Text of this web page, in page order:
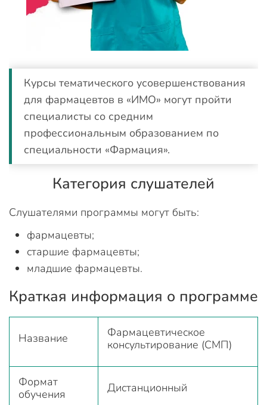
Курсы тематического усовершенствования
для фармацевтов в «ИМО» могут пройти
специалисты со средним
профессиональным образованием по
специальности «Фармация».
Категория слушателей
Слушателями программы могут быть:
фармацевты;
старшие фармацевты;
младшие фармацевты.
Краткая информация о программе
Название
Фармацевтическое
консультирование (СМП)
Формат
обучения
Дистанционный